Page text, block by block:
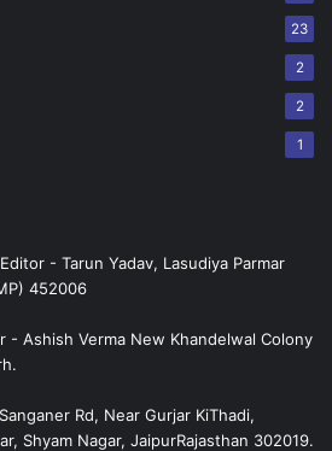
23
2
2
1
- Tarun Yadav, Lasudiya Parmar
452006
- Ashish Verma New Khandelwal Colony
Rd, Near Gurjar KiThadi,
Shyam Nagar, JaipurRajasthan 302019.